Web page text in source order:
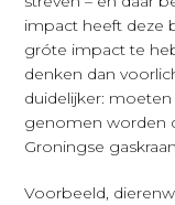
impact heeft deze
gróte impact te
denken dan
duidelijker:
genomen worden
Groningse
Voorbeeld,